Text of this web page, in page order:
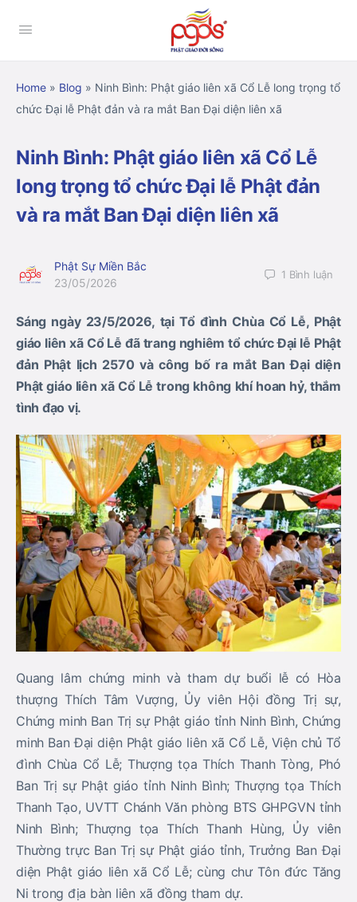
Home » Blog » Ninh Bình: Phật giáo liên xã Cổ Lễ long trọng tổ
chức Đại lễ Phật đản và ra mắt Ban Đại diện liên xã
Ninh Bình: Phật giáo liên xã Cổ Lễ
long trọng tổ chức Đại lễ Phật đản
và ra mắt Ban Đại diện liên xã
Phật Sự Miền Bắc
23/05/2026
1 Bình luận
Sáng ngày 23/5/2026, tại Tổ đình Chùa Cổ Lễ, Phật
giáo liên xã Cổ Lễ đã trang nghiêm tổ chức Đại lễ Phật
đản Phật lịch 2570 và công bố ra mắt Ban Đại diện
Phật giáo liên xã Cổ Lễ trong không khí hoan hỷ, thắm
tình đạo vị.
Quang lâm chứng minh và tham dự buổi lễ có Hòa
thượng Thích Tâm Vượng, Ủy viên Hội đồng Trị sự,
Chứng minh Ban Trị sự Phật giáo tỉnh Ninh Bình, Chứng
minh Ban Đại diện Phật giáo liên xã Cổ Lễ, Viện chủ Tổ
đình Chùa Cổ Lễ; Thượng tọa Thích Thanh Tòng, Phó
Ban Trị sự Phật giáo tỉnh Ninh Bình; Thượng tọa Thích
Thanh Tạo, UVTT Chánh Văn phòng BTS GHPGVN tỉnh
Ninh Bình; Thượng tọa Thích Thanh Hùng, Ủy viên
Thường trực Ban Trị sự Phật giáo tỉnh, Trưởng Ban Đại
diện Phật giáo liên xã Cổ Lễ; cùng chư Tôn đức Tăng
Ni trong địa bàn liên xã đồng tham dự.